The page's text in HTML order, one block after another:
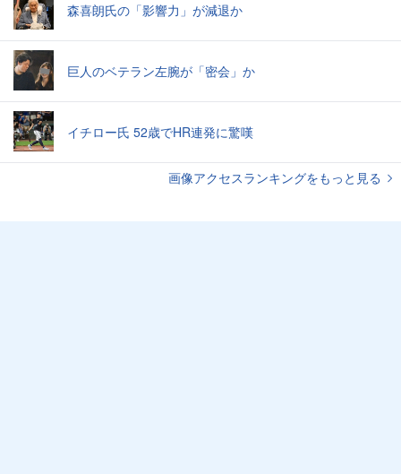
森喜朗氏の「影響力」が減退か
巨人のベテラン左腕が「密会」か
イチロー氏 52歳でHR連発に驚嘆
画像アクセスランキングをもっと見る